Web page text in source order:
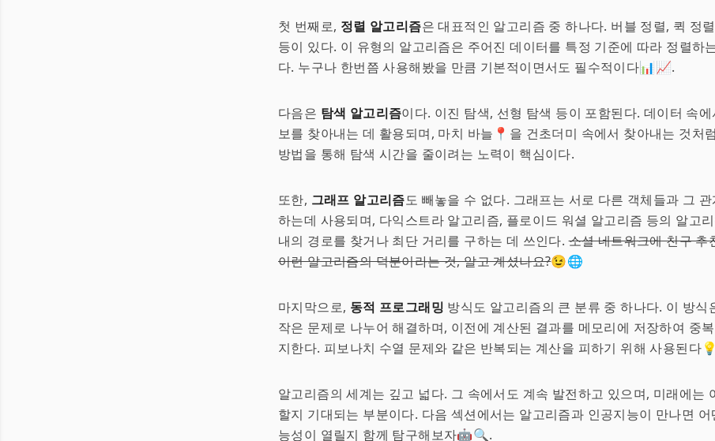
첫 번째로, 정렬 알고리즘은 대표적인 알고리즘 중 하나다. 버블 정렬, 퀵 정
등이 있다. 이 유형의 알고리즘은 주어진 데이터를 특정 기준에 따라 정렬하
다. 누구나 한번쯤 사용해봤을 만큼 기본적이면서도 필수적이다📊📈.
다음은 탐색 알고리즘이다. 이진 탐색, 선형 탐색 등이 포함된다. 데이터 속에
보를 찾아내는 데 활용되며, 마치 바늘📍을 건초더미 속에서 찾아내는 것처
방법을 통해 탐색 시간을 줄이려는 노력이 핵심이다.
또한, 그래프 알고리즘도 빼놓을 수 없다. 그래프는 서로 다른 객체들과 그 관
하는데 사용되며, 다익스트라 알고리즘, 플로이드 워셜 알고리즘 등의 알고
내의 경로를 찾거나 최단 거리를 구하는 데 쓰인다.소셜 네트워크에 친구 추
이런 알고리즘의 덕분이라는 것, 알고 계셨나요?😉🌐
마지막으로, 동적 프로그래밍 방식도 알고리즘의 큰 분류 중 하나다. 이 방식
작은 문제로 나누어 해결하며, 이전에 계산된 결과를 메모리에 저장하여 중
지한다. 피보나치 수열 문제와 같은 반복되는 계산을 피하기 위해 사용된다
알고리즘의 세계는 깊고 넓다. 그 속에서도 계속 발전하고 있으며, 미래에는
할지 기대되는 부분이다. 다음 섹션에서는 알고리즘과 인공지능이 만나면
능성이 열릴지 함께 탐구해보자🤖🔍.